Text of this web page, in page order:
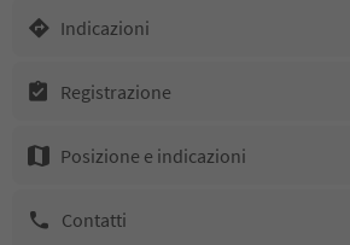
Indicazioni
Registrazione
Posizione e indicazioni
Contatti